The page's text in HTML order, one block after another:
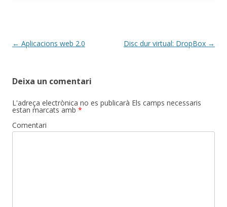
Post
← Aplicacions web 2.0 Disc dur virtual: DropBox →
Deixa un comentari
L'adreça electrònica no es publicarà Els camps necessaris
estan marcats amb *
Comentari